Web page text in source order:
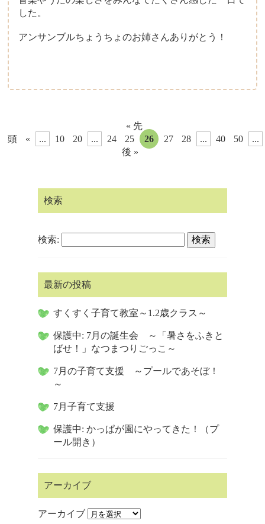
した。
アンサンブルちょうちょのお姉さんありがとう！
« 先
頭
« ... 10 20 ... 24 25 26 27 28 ... 40 50
...
後 »
検索
検索:
最新の投稿
すくすく子育て教室～1.2歳クラス～
保護中: 7月の誕生会 ～「暑さをふきと
ばせ！」なつまつりごっこ～
7月の子育て支援 ～プールであそぼ！
～
7月子育て支援
保護中: かっぱが園にやってきた！（プ
ール開き）
アーカイブ
アーカイブ